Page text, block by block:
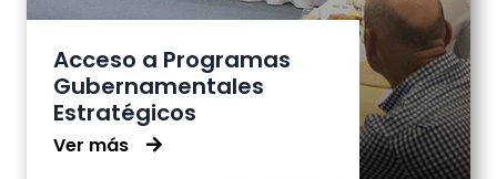
Acceso a Programas
Gubernamentales
Estratégicos
Ver más